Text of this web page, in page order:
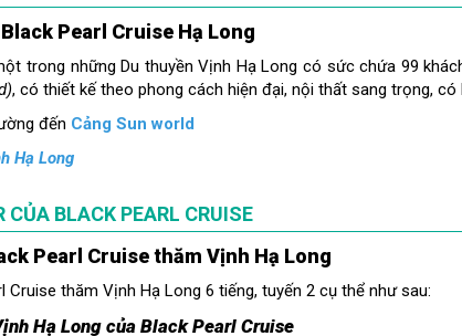
Pearl Cruise Hạ Long
trong những Du thuyền Vịnh Hạ Long có sức chứa 99
, có thiết kế theo phong cách hiện đại, nội thất sang trọng,
đến Cảng Sun world
Hạ Long
BLACK PEARL CRUISE
Pearl Cruise thăm Vịnh Hạ Long
Cruise thăm Vịnh Hạ Long 6 tiếng, tuyến 2 cụ thể như sau:
Hạ Long của Black Pearl Cruise